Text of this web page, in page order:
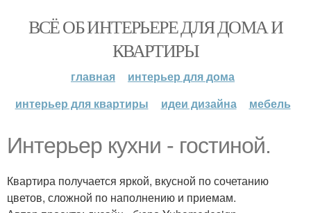
ВСЁ ОБ ИНТЕРЬЕРЕ ДЛЯ ДОМА И
КВАРТИРЫ
главная
интерьер для дома
интерьер для квартиры
идеи дизайна мебель
Интерьер кухни - гостиной.
Квартира получается яркой, вкусной по сочетанию
цветов, сложной по наполнению и приемам.